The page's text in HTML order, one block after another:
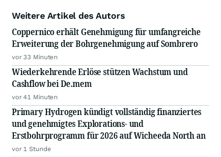
Weitere Artikel des Autors
Coppernico erhält Genehmigung für umfangreiche
Erweiterung der Bohrgenehmigung auf Sombrero
vor 33 Minuten
Wiederkehrende Erlöse stützen Wachstum und
Cashflow bei De.mem
vor 41 Minuten
Primary Hydrogen kündigt vollständig finanziertes
und genehmigtes Explorations- und
Erstbohrprogramm für 2026 auf Wicheeda North an
vor 1 Stunde